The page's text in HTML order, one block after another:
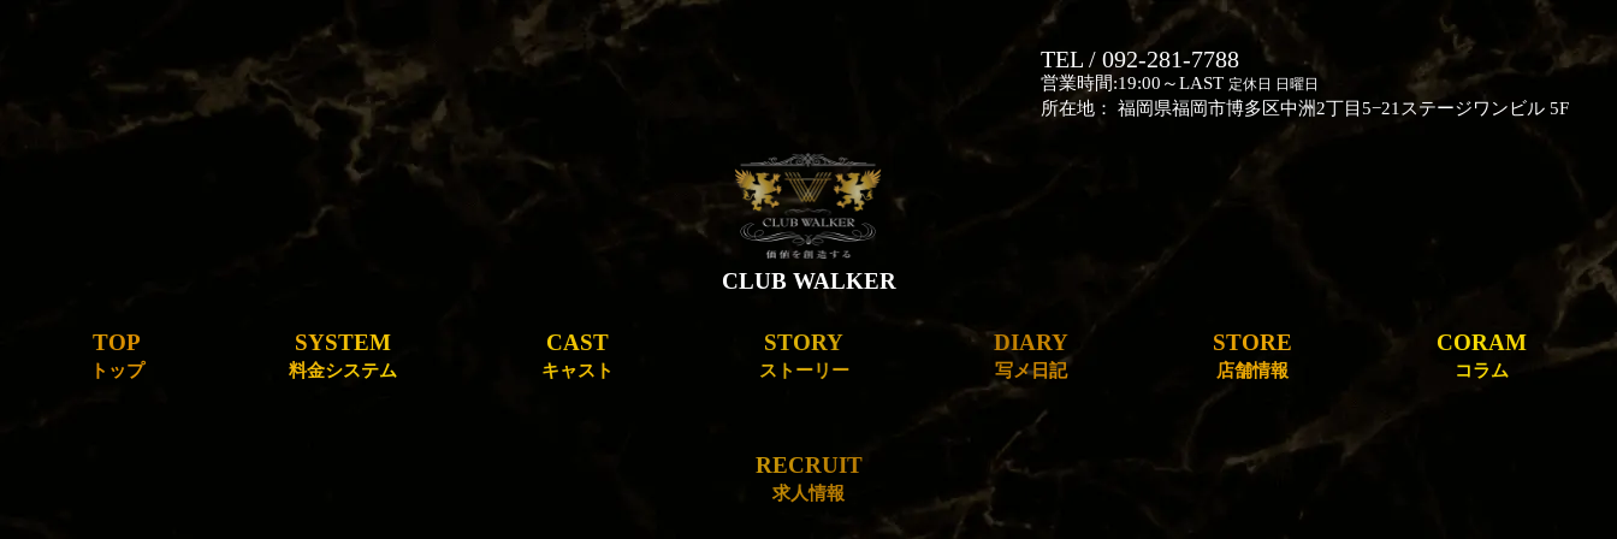
TEL / 092-281-7788
営業時間:19:00～LAST 定休日 日曜日
所在地： 福岡県福岡市博多区中洲2丁目5−21ステージワンビル 5F
CLUB WALKER
TOP
トップ
SYSTEM
料金システム
CAST
キャスト
STORY
ストーリー
DIARY
写メ日記
STORE
店舗情報
CORAM
コラム
RECRUIT
求人情報